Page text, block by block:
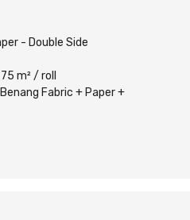
- Double Side
m² / roll
Fabric + Paper +